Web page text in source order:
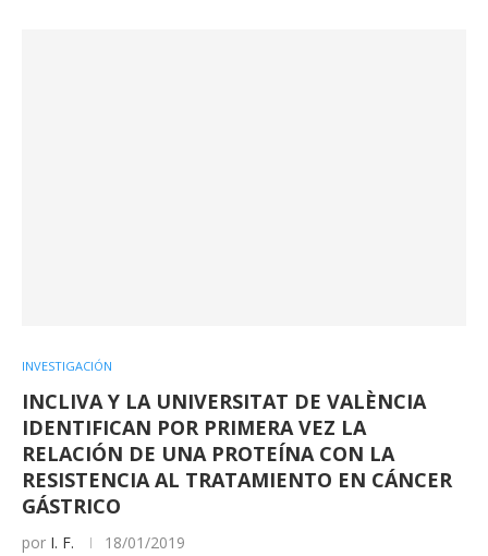
INVESTIGACIÓN
INCLIVA Y LA UNIVERSITAT DE VALÈNCIA
IDENTIFICAN POR PRIMERA VEZ LA
RELACIÓN DE UNA PROTEÍNA CON LA
RESISTENCIA AL TRATAMIENTO EN CÁNCER
GÁSTRICO
por I. F. 18/01/2019